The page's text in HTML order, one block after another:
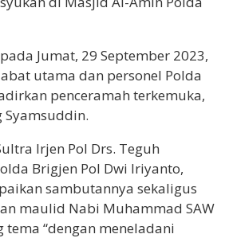
Jumat, 29 September 2023,
utama dan personel Polda
penceramah terkemuka,
Syamsuddin.
Irjen Pol Drs. Teguh
Brigjen Pol Dwi Iriyanto,
sambutannya sekaligus
maulid Nabi Muhammad SAW
tema “dengan meneladani